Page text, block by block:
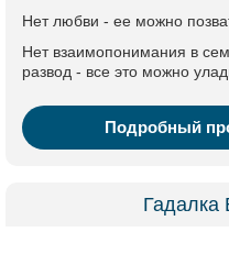
Нет любви - ее можно
Нет взаимопонимания в
развод - все это можно
Подробный
Гадалка